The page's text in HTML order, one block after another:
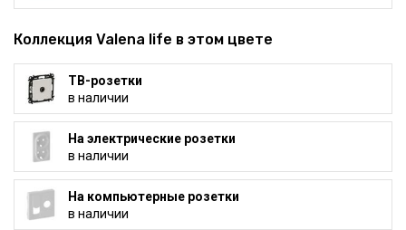
Коллекция Valena life в этом цвете
ТВ-розетки
в наличии
На электрические розетки
в наличии
На компьютерные розетки
в наличии